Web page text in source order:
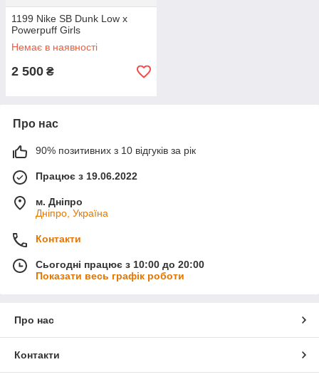
1199 Nike SB Dunk Low x
Powerpuff Girls
Немає в наявності
2 500 ₴
Про нас
90% позитивних з 10 відгуків за рік
Працює з 19.06.2022
м. Дніпро
Дніпро, Україна
Контакти
Сьогодні працює з 10:00 до 20:00
Показати весь графік роботи
Про нас
Контакти